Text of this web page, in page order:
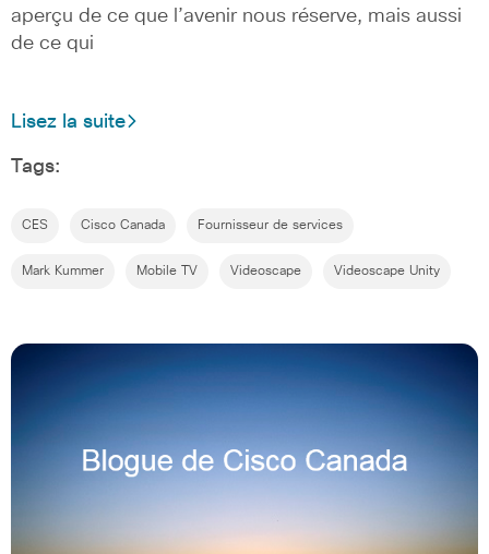
aperçu de ce que l’avenir nous réserve, mais aussi
de ce qui
Lisez la suite
Tags:
CES Cisco Canada Fournisseur de services
Mark Kummer Mobile TV Videoscape Videoscape Unity